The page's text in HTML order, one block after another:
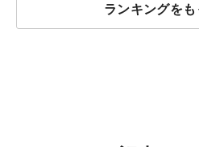
ランキングを